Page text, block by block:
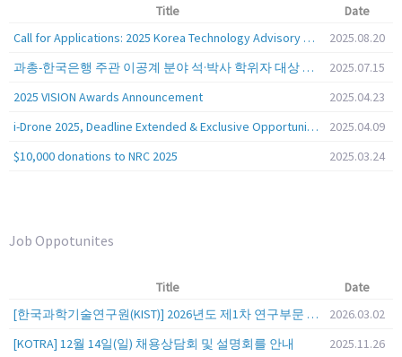
Title
Date
Call for Applications: 2025 Korea Technology Advisory Group (K-TAG)
2025.08.20
과총-한국은행 주관 이공계 분야 석·박사 학위자 대상 서베이
2025.07.15
2025 VISION Awards Announcement
2025.04.23
i-Drone 2025, Deadline Extended & Exclusive Opportunity to Travel to Korea!
2025.04.09
$10,000 donations to NRC 2025
2025.03.24
Job Oppotunites
Title
Date
[한국과학기술연구원(KIST)] 2026년도 제1차 연구부문 공개채용 안내
2026.03.02
[KOTRA] 12월 14일(일) 채용상담회 및 설명회를 안내
2025.11.26